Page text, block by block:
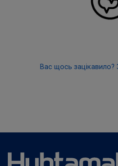
Вас щось зацікавило?